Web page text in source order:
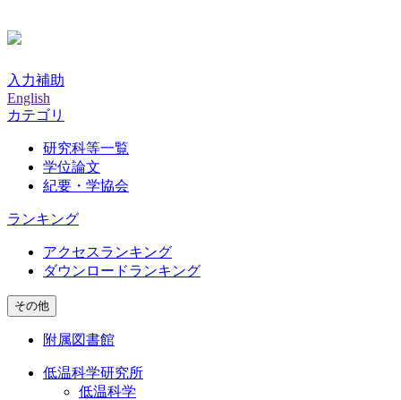
入力補助
English
カテゴリ
研究科等一覧
学位論文
紀要・学協会
ランキング
アクセスランキング
ダウンロードランキング
その他
附属図書館
低温科学研究所
低温科学